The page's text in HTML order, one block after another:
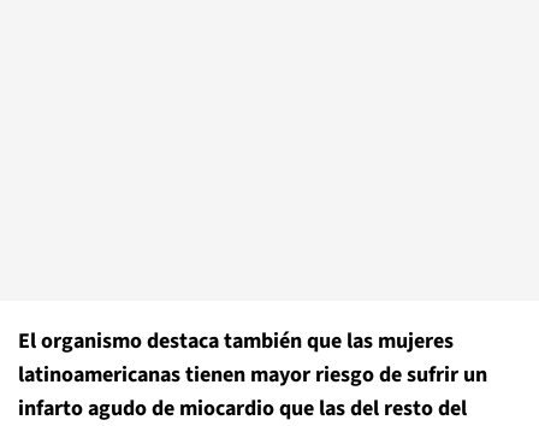
El organismo destaca también que las mujeres
latinoamericanas tienen mayor riesgo de sufrir un
infarto agudo de miocardio que las del resto del